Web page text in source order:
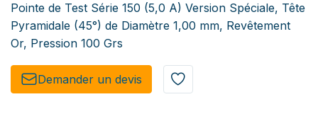
Pointe de Test Série 150 (5,0 A) Version Spéciale, Tête
Pyramidale (45°) de Diamètre 1,00 mm, Revêtement
Or, Pression 100 Grs
Demander un de​​vis​​